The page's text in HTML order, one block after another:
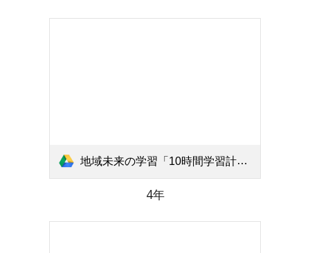
地域未来の学習「10時間学習計画表」北小4年 .pdf
4年